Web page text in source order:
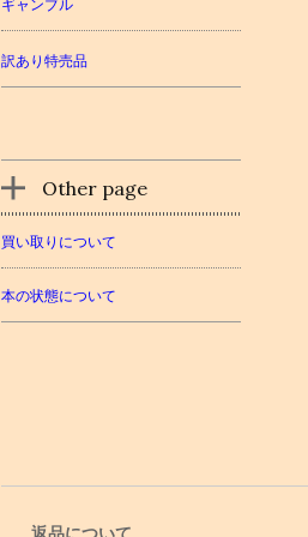
ギャンブル
訳あり特売品
Other page
買い取りについて
本の状態について